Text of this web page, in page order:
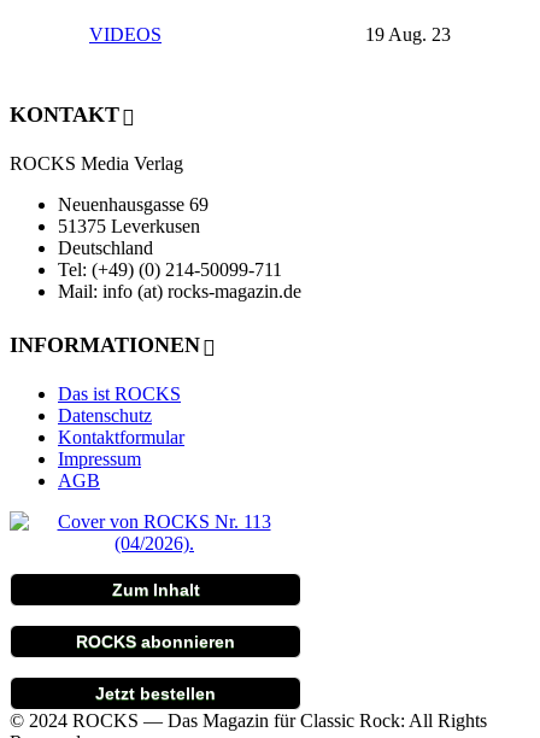
VIDEOS 19 Aug. 23
KONTAKT
ROCKS Media Verlag
Neuenhausgasse 69
51375 Leverkusen
Deutschland
Tel: (+49) (0) 214-50099-711
Mail: info (at) rocks-magazin.de
INFORMATIONEN
Das ist ROCKS
Datenschutz
Kontaktformular
Impressum
AGB
Zum Inhalt
ROCKS abonnieren
Jetzt bestellen
© 2024 ROCKS — Das Magazin für Classic Rock: All Rights